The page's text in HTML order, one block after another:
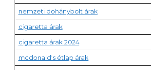
nemzeti dohánybolt árak
cigaretta árak
cigaretta árak 2024
mcdonald's étlap árak